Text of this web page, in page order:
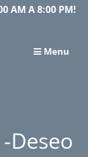
AM A 8:00 PM!
Menu
Deseo